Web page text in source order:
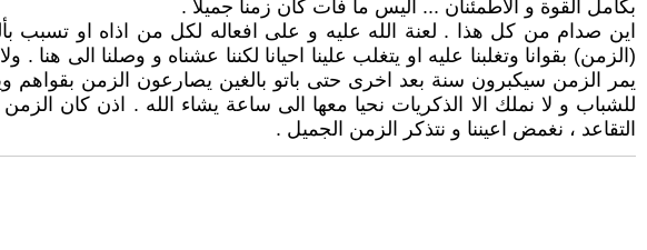
بكامل القوة و الاطمئنان ... اليس ما فات كان زمنا جميلا .
اين صدام من كل هذا . لعنة الله عليه و على افعاله لكل من اذاه او تسبب
(الزمن) بقوانا وتغلبنا عليه او يتغلب علينا احيانا لكننا عشناه و وصلنا الى
يمر الزمن سيكبرون سنة بعد اخرى حتى باتو بالغين يصارعون الزمن بقواهم
للشباب و لا نملك الا الذكريات نحيا معها الى ساعة يشاء الله . اذن كان
التقاعد ، نغمض اعيننا و نتذكر الزمن الجميل .